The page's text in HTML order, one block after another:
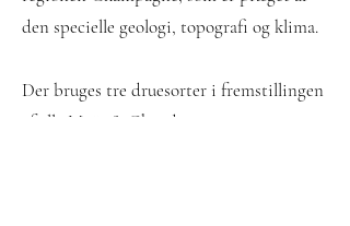
den specielle geologi, topografi og klima.
Der bruges tre druesorter i fremstillingen
af ​​alle Moët & Chandon